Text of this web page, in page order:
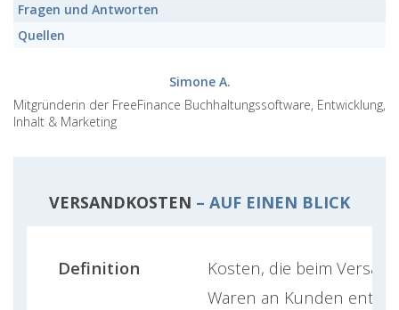
Fragen und Antworten
Quellen
Simone A.
Mitgründerin der FreeFinance Buchhaltungssoftware, Entwicklung,
Inhalt & Marketing
VERSANDKOSTEN – AUF EINEN BLICK
Definition
Kosten, die beim
Waren an Kunden